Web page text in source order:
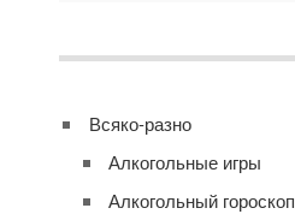
Всяко-разно
Алкогольные игры
Алкогольный гороскоп